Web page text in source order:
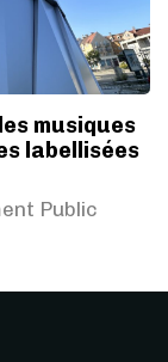
musiques
labellisées
Public